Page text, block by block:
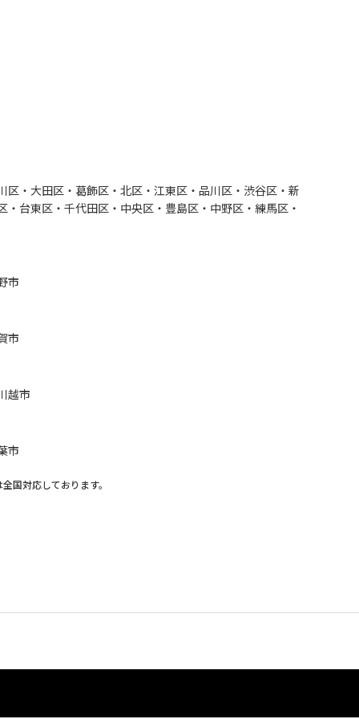
区・大田区・葛飾区・北区・江東区・品川区・渋谷区・新
・台東区・千代田区・中央区・豊島区・中野区・練馬区・
市
市
越市
市
国対応しております。